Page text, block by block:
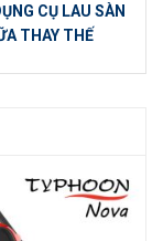
CỤ LAU SÀN
THAY THẾ